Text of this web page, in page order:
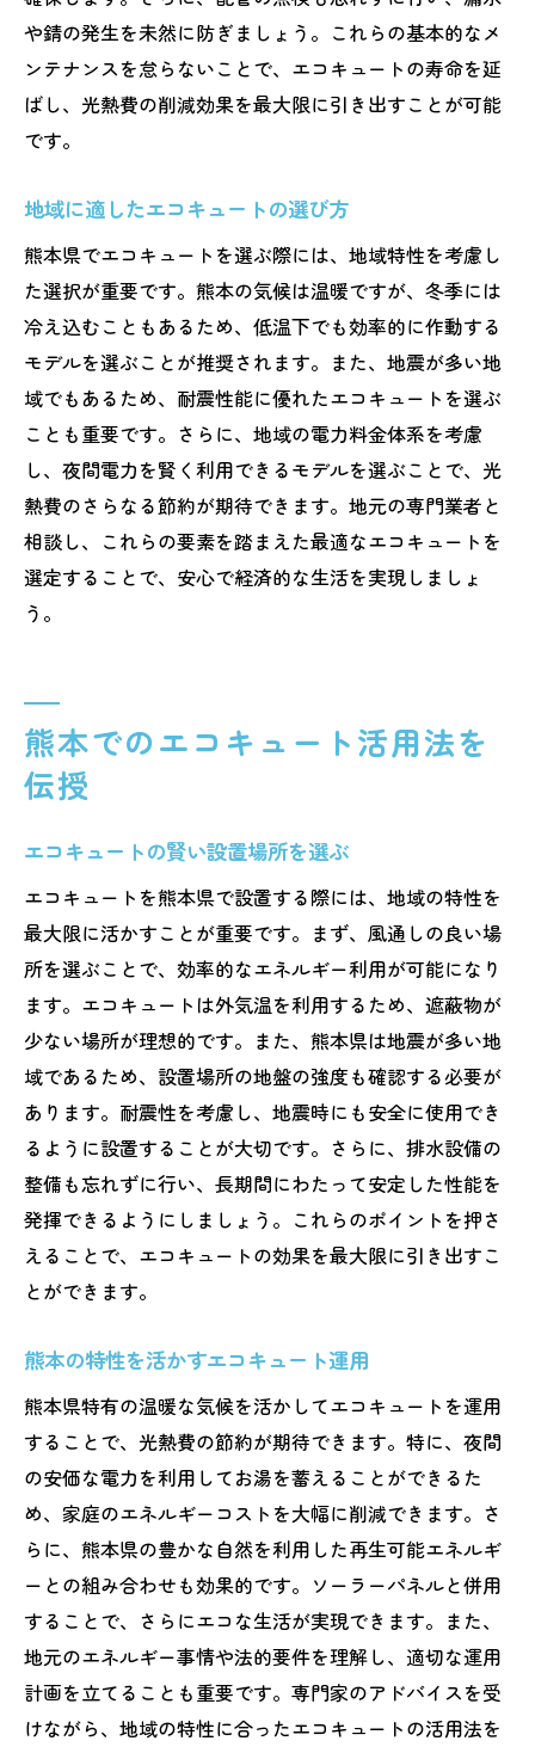
や錆の発生を未然に防ぎましょう。これらの基本的なメ
ンテナンスを怠らないことで、エコキュートの寿命を延
ばし、光熱費の削減効果を最大限に引き出すことが可能
です。
地域に適したエコキュートの選び方
熊本県でエコキュートを選ぶ際には、地域特性を考慮し
た選択が重要です。熊本の気候は温暖ですが、冬季には
冷え込むこともあるため、低温下でも効率的に作動する
モデルを選ぶことが推奨されます。また、地震が多い地
域でもあるため、耐震性能に優れたエコキュートを選ぶ
ことも重要です。さらに、地域の電力料金体系を考慮
し、夜間電力を賢く利用できるモデルを選ぶことで、光
熱費のさらなる節約が期待できます。地元の専門業者と
相談し、これらの要素を踏まえた最適なエコキュートを
選定することで、安心で経済的な生活を実現しましょ
う。
熊本でのエコキュート活用法を
伝授
エコキュートの賢い設置場所を選ぶ
エコキュートを熊本県で設置する際には、地域の特性を
最大限に活かすことが重要です。まず、風通しの良い場
所を選ぶことで、効率的なエネルギー利用が可能になり
ます。エコキュートは外気温を利用するため、遮蔽物が
少ない場所が理想的です。また、熊本県は地震が多い地
域であるため、設置場所の地盤の強度も確認する必要が
あります。耐震性を考慮し、地震時にも安全に使用でき
るように設置することが大切です。さらに、排水設備の
整備も忘れずに行い、長期間にわたって安定した性能を
発揮できるようにしましょう。これらのポイントを押さ
えることで、エコキュートの効果を最大限に引き出すこ
とができます。
熊本の特性を活かすエコキュート運用
熊本県特有の温暖な気候を活かしてエコキュートを運用
することで、光熱費の節約が期待できます。特に、夜間
の安価な電力を利用してお湯を蓄えることができるた
め、家庭のエネルギーコストを大幅に削減できます。さ
らに、熊本県の豊かな自然を利用した再生可能エネルギ
ーとの組み合わせも効果的です。ソーラーパネルと併用
することで、さらにエコな生活が実現できます。また、
地元のエネルギー事情や法的要件を理解し、適切な運用
計画を立てることも重要です。専門家のアドバイスを受
けながら、地域の特性に合ったエコキュートの活用法を